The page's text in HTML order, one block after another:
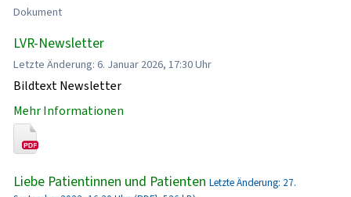
Dokument
LVR-Newsletter
Letzte Änderung: 6. Januar 2026, 17:30 Uhr
Bildtext Newsletter
Mehr Informationen
Liebe Patientinnen und Patienten Letzte Änderung: 27.